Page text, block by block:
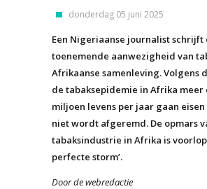
donderdag 05 juni 2025
Een Nigeriaanse journalist schrijft
toenemende aanwezigheid van
Afrikaanse samenleving. Volgens
de tabaksepidemie in Afrika meer
miljoen levens per jaar gaan eisen
niet wordt afgeremd. De opmars
tabaksindustrie in Afrika is
perfecte storm’.
Door de webredactie